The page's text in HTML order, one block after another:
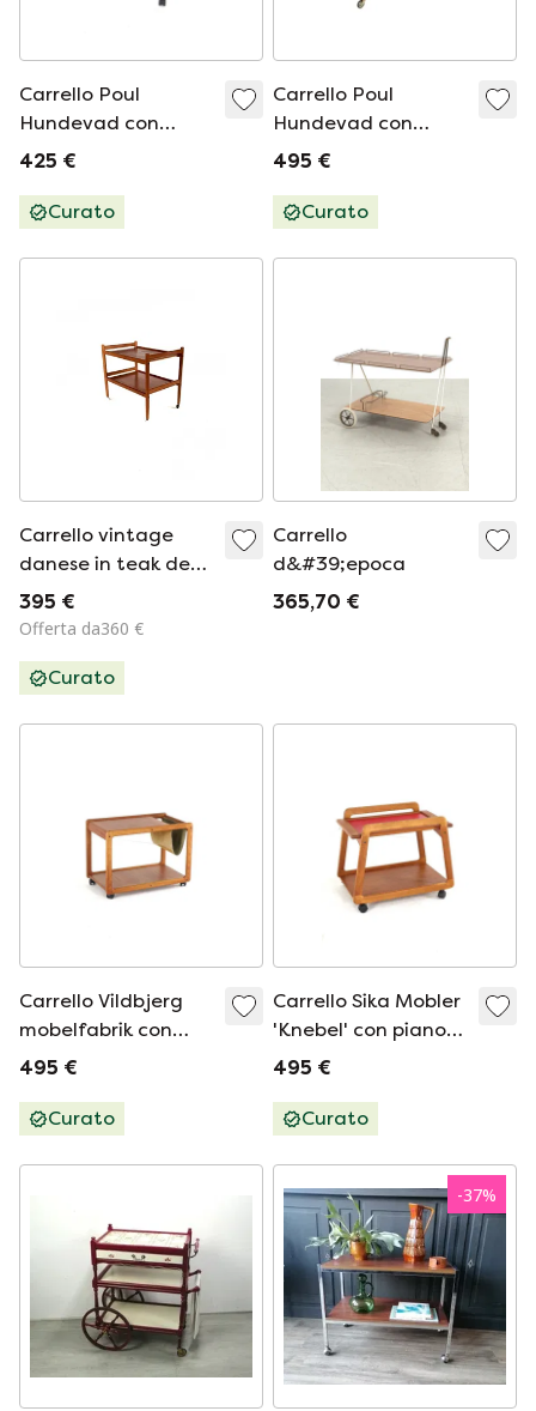
Carrello Poul
Hundevad con
vassoio sciolto
425 €
Curato
Carrello Poul
Hundevad con
vassoio staccabile in
495 €
Curato
Carrello vintage
danese in teak degli
anni '60
395 €
Offerta da360 €
Curato
Carrello
d&#39;epoca
365,70 €
Carrello Vildbjerg
mobelfabrik con
portariviste, design
495 €
Curato
Carrello Sika Mobler
'Knebel' con piano
reversibile, vintage
495 €
Curato
-37%